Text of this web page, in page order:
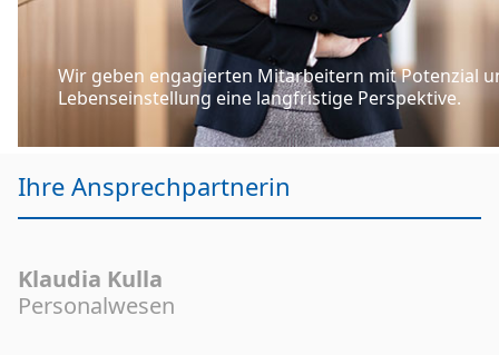
Wir geben engagierten Mitarbeitern mit Potenzial
Lebenseinstellung eine langfristige Perspektive.
Ihre Ansprechpartnerin
Klaudia Kulla
Personalwesen